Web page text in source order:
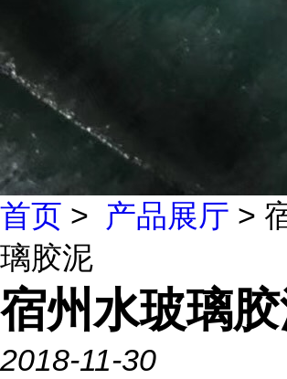
首页 > 产品展厅 >
璃胶泥
宿州水玻璃
2018-11-30